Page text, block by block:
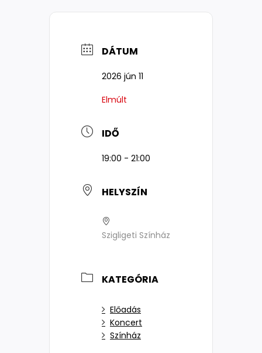
DÁTUM
2026 jún 11
Elmúlt
IDŐ
19:00 - 21:00
HELYSZÍN
Szigligeti Színház
KATEGÓRIA
Előadás
Koncert
Színház